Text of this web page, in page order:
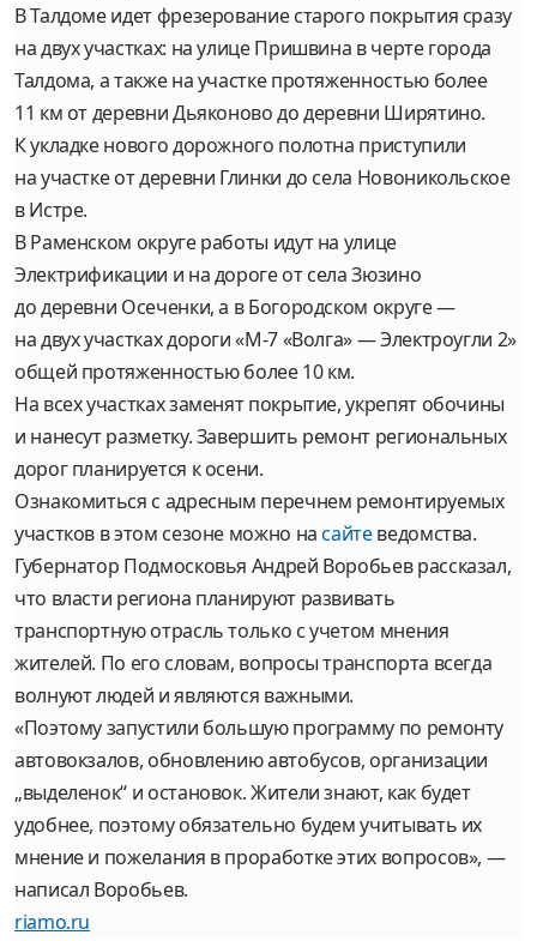
В Талдоме идет фрезерование старого покрытия сразу
на двух участках: на улице Пришвина в черте города
Талдома, а также на участке протяженностью более
11 км от деревни Дьяконово до деревни Ширятино.
К укладке нового дорожного полотна приступили
на участке от деревни Глинки до села Новоникольское
в Истре.
В Раменском округе работы идут на улице
Электрификации и на дороге от села Зюзино
до деревни Осеченки, а в Богородском округе —
на двух участках дороги «М-7 «Волга» — Электроугли 2»
общей протяженностью более 10 км.
На всех участках заменят покрытие, укрепят обочины
и нанесут разметку. Завершить ремонт региональных
дорог планируется к осени.
Ознакомиться с адресным перечнем ремонтируемых
участков в этом сезоне можно насайтеведомства.
Губернатор Подмосковья Андрей Воробьев рассказал,
что власти региона планируют развивать
транспортную отрасль только с учетом мнения
жителей. По его словам, вопросы транспорта всегда
волнуют людей и являются важными.
«Поэтому запустили большую программу по ремонту
автовокзалов, обновлению автобусов, организации
„выделенок“ и остановок. Жители знают, как будет
удобнее, поэтому обязательно будем учитывать их
мнение и пожелания в проработке этих вопросов», —
написал Воробьев.
riamo.ru